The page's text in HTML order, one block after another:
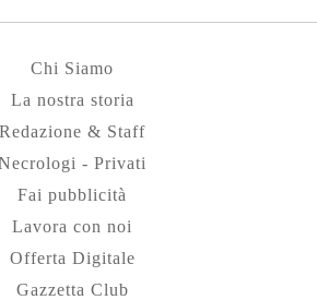
Chi Siamo
La nostra storia
Redazione & Staff
- Privati
Fai pubblicità
Lavora con noi
Offerta Digitale
Gazzetta Club